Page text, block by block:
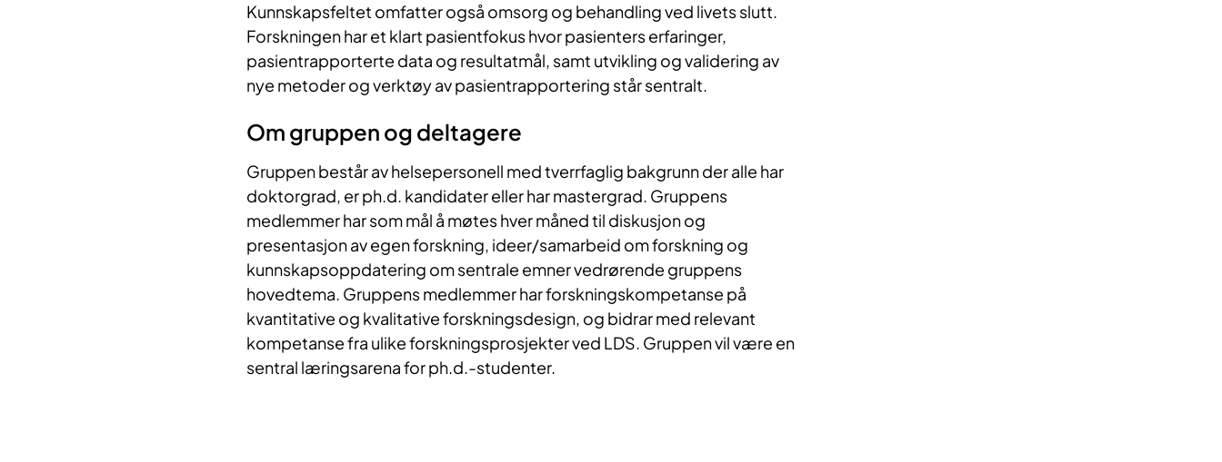
Kunnskapsfeltet omfatter også omsorg og behandling ved livets slutt.
Forskningen har et klart pasientfokus hvor pasienters erfaringer,
pasientrapporterte data og resultatmål, samt utvikling og validering av
nye metoder og verktøy av pasientrapportering står sentralt.
Om gruppen og deltagere
Gruppen består av helsepersonell med tverrfaglig bakgrunn der alle har
doktorgrad, er ph.d. kandidater eller har mastergrad. Gruppens
medlemmer har som mål å møtes hver måned til diskusjon og
presentasjon av egen forskning, ideer/samarbeid om forskning og
kunnskapsoppdatering om sentrale emner vedrørende gruppens
hovedtema. Gruppens medlemmer har forskningskompetanse på
kvantitative og kvalitative forskningsdesign, og bidrar med relevant
kompetanse fra ulike forskningsprosjekter ved LDS. Gruppen vil være en
sentral læringsarena for ph.d.-studenter.